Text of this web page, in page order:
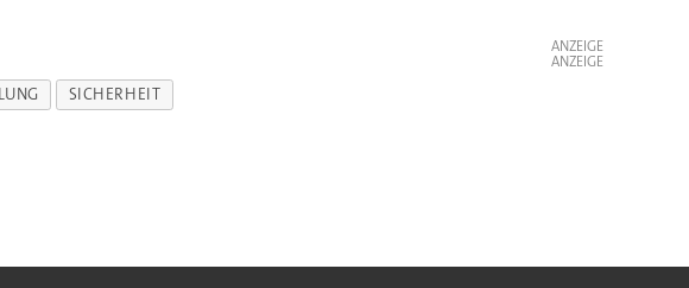
ANZEIGE
ANZEIGE
SICHERHEIT